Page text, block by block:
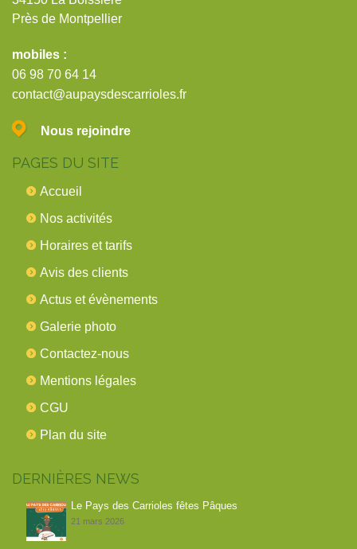
Près de Montpellier
mobiles :
06 98 70 64 14
contact@aupaysdescarrioles.fr
Nous rejoindre
PAGES DU SITE
Accueil
Nos activités
Horaires et tarifs
Avis des clients
Actus et évènements
Galerie photo
Contactez-nous
Mentions légales
CGU
Plan du site
DERNIÈRES NEWS
Le Pays des Carrioles fêtes Pâques
21 mars 2026